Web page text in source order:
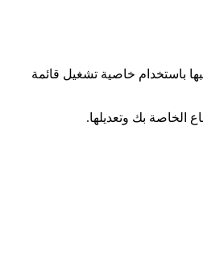
باستخدام خاصية تشغيل قائمة
الخاصة بك وتعديلها.